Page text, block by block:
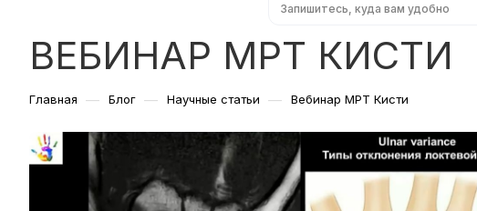
Запишитесь, куда вам удобно
ВЕБИНАР МРТ КИСТИ
Главная — Блог — Научные статьи — Вебинар МРТ Кисти